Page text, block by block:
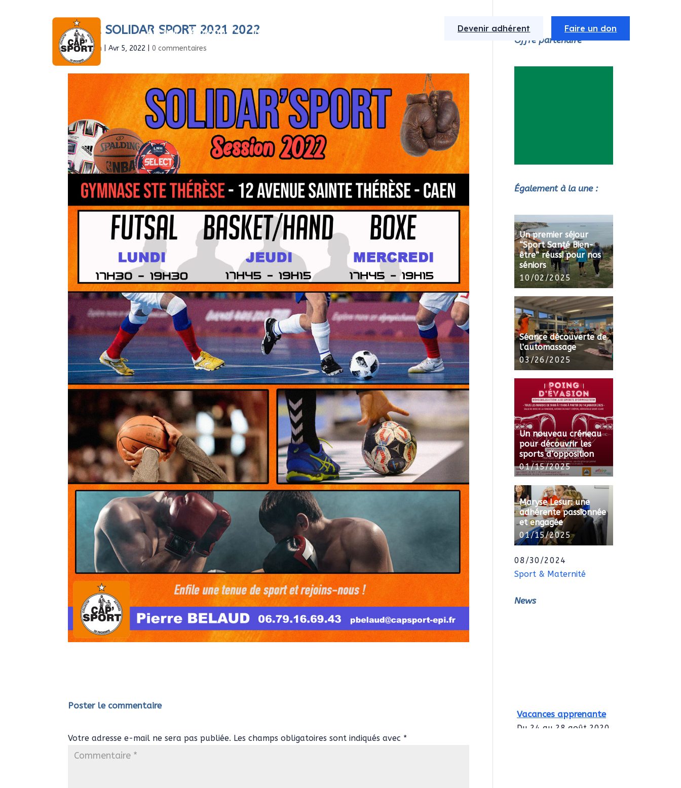
Accueil À propos Nos activités Devenir adhérent Faire un don
FLYER SOLIDAR SPORT 2021 2022
parAdmin |Avr 5, 2022 |0 commentaires
Poster le commentaire
Votre adresse e-mail ne sera pas publiée. Les champs obligatoires sont indiqués avec *
Offre partenaire
Également à la une :
Un premier séjour
“Sport Santé Bien-
être” réussi pour nos
séniors
10/02/2025
Séance découverte de
l’automassage
03/26/2025
Un nouveau créneau
pour découvrir les
sports d’opposition
01/15/2025
Maryse Lesur: une
adhérente passionnée
et engagée
01/15/2025
08/30/2024
Sport & Maternité
News
Vacances apprenante
Du 24 au 28 août 2020